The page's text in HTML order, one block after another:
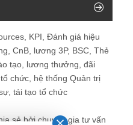
KPI, Đánh giá hiệu
CnB, lương 3P, BSC, Thẻ
tạo, lương thưởng, đãi
chức, hệ thống Quản trị
tái tạo tổ chức
sẻ bởi chuyên gia tư vấn